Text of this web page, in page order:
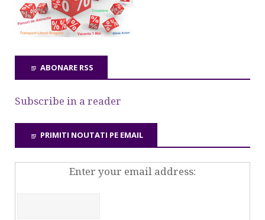
ABONARE RSS
Subscribe in a reader
PRIMITI NOUTATI PE EMAIL
Enter your email address: